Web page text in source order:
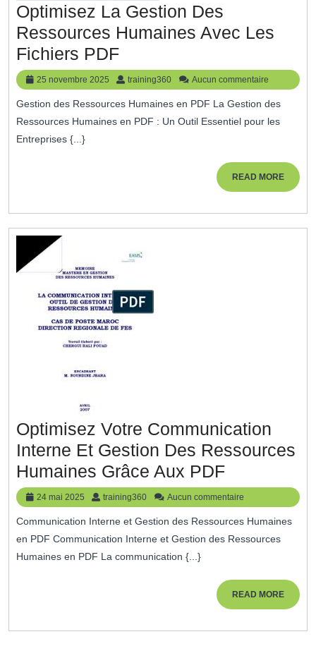
Optimisez La Gestion Des
Ressources Humaines Avec Les
Fichiers PDFOptimisez
La
Gestion
Des
25 novembre 2025
25
novembre
2025
training360 training360
Aucun commentaire
Gestion des Ressources Humaines en PDF La Gestion des
Ressources Humaines en PDF : Un Outil Essentiel pour les
Entreprises {...}
READ MOREREAD
MORE
Optimisez Votre Communication
Interne Et Gestion Des Ressources
Humaines Grâce Aux PDFOptimisez
Votre
Interne
Gestion
Des
24 mai 2025
24
mai
2025
training360 training360
Aucun commentaire
Communication Interne et Gestion des Ressources Humaines
en PDF Communication Interne et Gestion des Ressources
Humaines en PDF La communication {...}
READ MOREREAD
MORE